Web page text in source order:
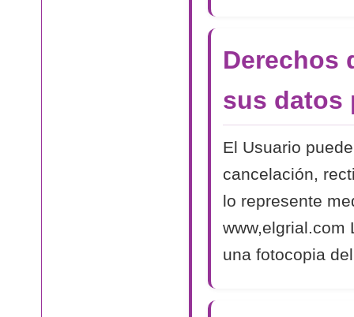
Derechos
sus datos
El Usuario
cancelación,
lo represente
www,elgrial.com
una fotocopia